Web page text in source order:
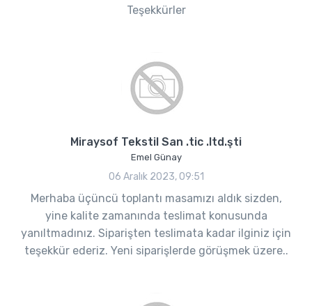
Teşekkürler
Miraysof Tekstil San .tic .ltd.şti
Emel Günay
06 Aralık 2023, 09:51
Merhaba üçüncü toplantı masamızı aldık sizden,
yine kalite zamanında teslimat konusunda
yanıltmadınız. Siparişten teslimata kadar ilginiz için
teşekkür ederiz. Yeni siparişlerde görüşmek üzere..